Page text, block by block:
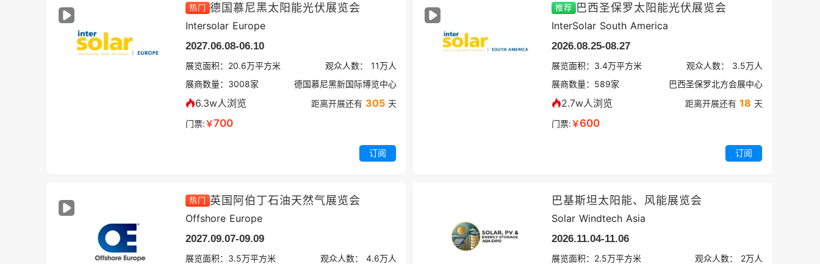
热门 德国慕尼黑太阳能光伏展览会
Intersolar Europe
2027.06.08-06.10
展览面积： 20.6万平方米 观众人数： 11万人
展商数量： 3008家 德国慕尼黑新国际博览中心
6.3w人浏览 距离开展还有 305 天
门票:￥700
订阅
推荐 巴西圣保罗太阳能光伏展览会
InterSolar South America
2026.08.25-08.27
展览面积： 3.4万平方米 观众人数： 3.5万人
展商数量： 589家 巴西圣保罗北方会展中心
2.7w人浏览 距离开展还有 18 天
门票:￥600
订阅
热门 英国阿伯丁石油天然气展览会
Offshore Europe
2027.09.07-09.09
展览面积： 3.5万平方米 观众人数： 4.6万人
巴基斯坦太阳能、风能展览会
Solar Windtech Asia
2026.11.04-11.06
展览面积： 2.5万平方米 观众人数： 2万人